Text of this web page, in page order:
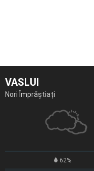
VASLUI
Nori Împrăștiați
62%